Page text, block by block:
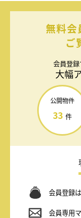
無料会
ご
会員登録
大幅
公開物件
33 件
会員登録
会員専用